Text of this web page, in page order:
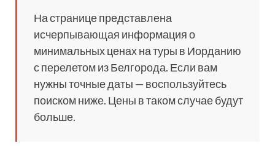
На странице представлена
исчерпывающая информация о
минимальных ценах на туры в Иорданию
с перелетом из Белгорода. Если вам
нужны точные даты — воспользуйтесь
поиском ниже. Цены в таком случае будут
больше.